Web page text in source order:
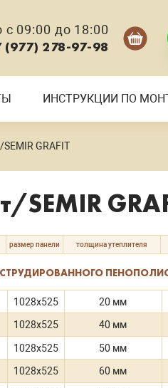
09:00 до 18:00
(977) 278-97-98
ИНСТРУКЦИИ ПО
GRAFIT
размер панели толщина утеплителя
1028x525 20 мм
1028x525 40 мм
1028x525 50 мм
1028x525 60 мм